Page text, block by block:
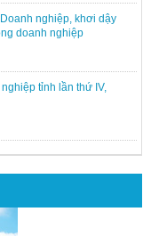
nghiệp, khơi dậy
doanh nghiệp
tỉnh lần thứ IV,